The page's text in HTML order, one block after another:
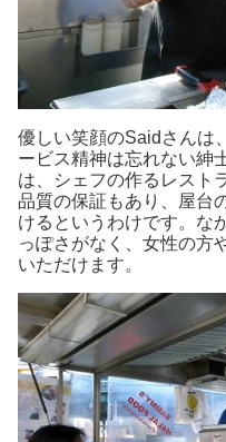
優しい笑顔のSaidさんは
ービス精神は忘れない紳
は、シェフの作るレスト
品質の保証もあり、屋台
けるというわけです。な
っぽさがなく、女性の方
いただけます。